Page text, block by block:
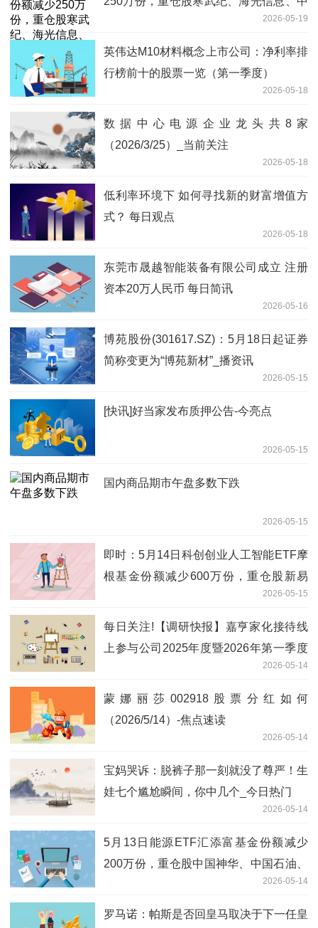
2026-05-19
英伟达M10材料概念上市公司：净利率排
行榜前十的股票一览（第一季度）
2026-05-18
数据中心电源企业龙头共8家
（2026/3/25）_当前关注
2026-05-18
低利率环境下 如何寻找新的财富增值方
式？ 每日观点
2026-05-18
东莞市晟越智能装备有限公司成立 注册
资本20万人民币 每日简讯
2026-05-16
博苑股份(301617.SZ)：5月18日起证券
简称变更为“博苑新材”_播资讯
2026-05-15
[快讯]好当家发布质押公告-今亮点
2026-05-15
国内商品期市午盘多数下跌
2026-05-15
即时：5月14日科创创业人工智能ETF摩
根基金份额减少600万份，重仓股新易
2026-05-15
每日关注!【调研快报】嘉亨家化接待线
上参与公司2025年度暨2026年第一季度
2026-05-14
蒙娜丽莎002918股票分红如何
（2026/5/14）-焦点速读
2026-05-14
宝妈哭诉：脱裤子那一刻就没了尊严！生
娃七个尴尬瞬间，你中几个_今日热门
2026-05-14
5月13日能源ETF汇添富基金份额减少
200万份，重仓股中国神华、中国石油、
2026-05-14
罗马诺：帕斯是否回皇马取决于下一任皇